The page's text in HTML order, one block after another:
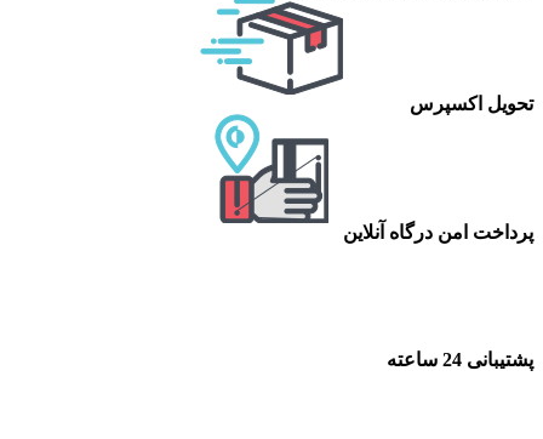
تحویل اکسپرس
پرداخت امن درگاه آنلاین
پشتیبانی 24 ساعته